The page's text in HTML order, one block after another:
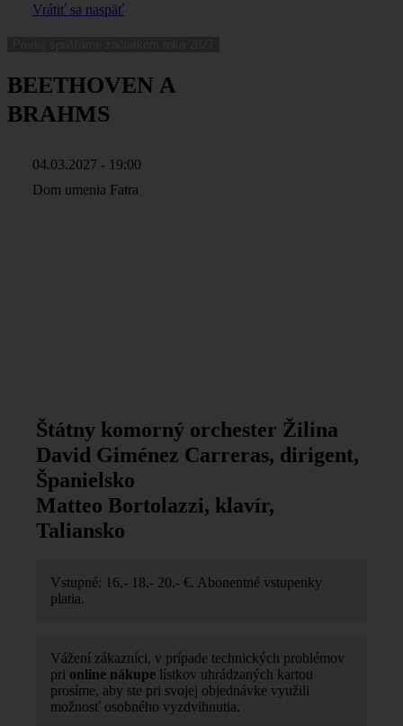
Vrátiť sa naspäť
BEETHOVEN A
BRAHMS
04.03.2027 - 19:00
Dom umenia Fatra
Štátny komorný orchester Žilina
David Giménez Carreras, dirigent,
Španielsko
Matteo Bortolazzi, klavír,
Taliansko
Vstupné: 16,- 18,- 20,- €. Abonentné vstupenky
platia.
Vážení zákazníci, v prípade technických problémov
pri online nákupe lístkov uhrádzaných kartou
prosíme, aby ste pri svojej objednávke využili
možnosť osobného vyzdvihnutia.